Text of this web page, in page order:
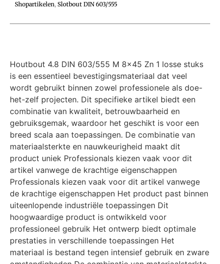
Shopartikelen, Slotbout DIN 603/555
Houtbout 4.8 DIN 603/555 M 8×45 Zn 1 losse stuks
is een essentieel bevestigingsmateriaal dat veel
wordt gebruikt binnen zowel professionele als doe-
het-zelf projecten. Dit specifieke artikel biedt een
combinatie van kwaliteit, betrouwbaarheid en
gebruiksgemak, waardoor het geschikt is voor een
breed scala aan toepassingen. De combinatie van
materiaalsterkte en nauwkeurigheid maakt dit
product uniek Professionals kiezen vaak voor dit
artikel vanwege de krachtige eigenschappen
Professionals kiezen vaak voor dit artikel vanwege
de krachtige eigenschappen Het product past binnen
uiteenlopende industriële toepassingen Dit
hoogwaardige product is ontwikkeld voor
professioneel gebruik Het ontwerp biedt optimale
prestaties in verschillende toepassingen Het
materiaal is bestand tegen intensief gebruik en zware